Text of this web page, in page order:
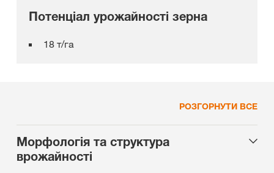
Потенціал урожайності зерна
18 т/га
РОЗГОРНУТИ ВСЕ
Морфологія та структура
врожайності